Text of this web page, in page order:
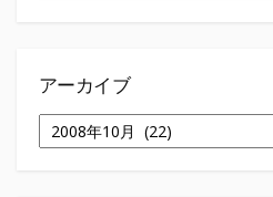
アーカイブ
ア
ー